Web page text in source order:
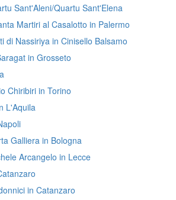
Sant'Aleni/Quartu Sant'Elena
Martiri al Casalotto in Palermo
di Nassiriya in Cinisello Balsamo
in Grosseto
Chiribiri in Torino
L'Aquila
Galliera in Bologna
Arcangelo in Lecce
in Catanzaro